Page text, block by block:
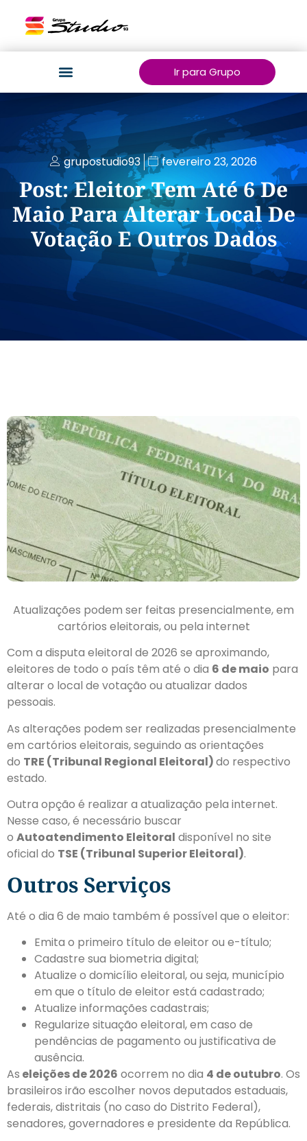
Ir para Grupo
grupostudio93 fevereiro 23, 2026
Post: Eleitor Tem Até 6 De
Maio Para Alterar Local De
Votação E Outros Dados
Atualizações podem ser feitas presencialmente, em
cartórios eleitorais, ou pela internet
Com a disputa eleitoral de 2026 se aproximando,
eleitores de todo o país têm até o dia 6 de maio para
alterar o local de votação ou atualizar dados
pessoais.
As alterações podem ser realizadas presencialmente
em cartórios eleitorais, seguindo as orientações
do TRE (Tribunal Regional Eleitoral)do respectivo
estado.
Outra opção é realizar a atualização pela internet.
Nesse caso, é necessário buscar
o Autoatendimento Eleitoral disponível no site
oficial do TSE (Tribunal Superior Eleitoral).
Outros Serviços
Até o dia 6 de maio também é possível que o eleitor:
Emita o primeiro título de eleitor ou e-título;
Cadastre sua biometria digital;
Atualize o domicílio eleitoral, ou seja, município
em que o título de eleitor está cadastrado;
Atualize informações cadastrais;
Regularize situação eleitoral, em caso de
pendências de pagamento ou justificativa de
ausência.
As eleições de 2026 ocorrem no dia 4 de outubro. Os
brasileiros irão escolher novos deputados estaduais,
federais, distritais (no caso do Distrito Federal),
senadores, governadores e presidente da República.